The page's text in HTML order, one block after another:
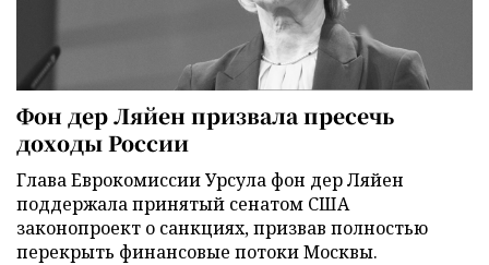
Фон дер Ляйен призвала пресечь
доходы России
Глава Еврокомиссии Урсула фон дер Ляйен
поддержала принятый сенатом США
законопроект о санкциях, призвав полностью
перекрыть финансовые потоки Москвы.